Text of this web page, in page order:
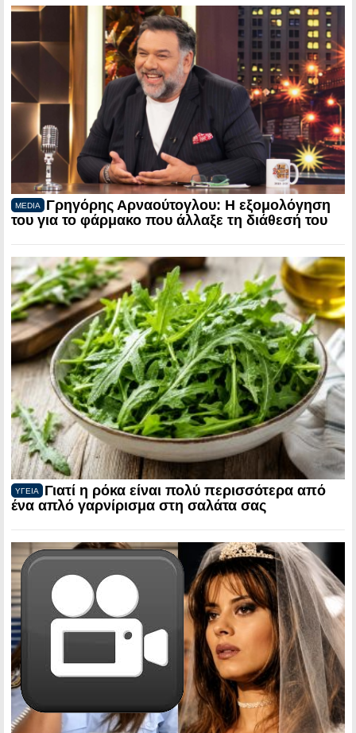
MEDIA
Γρηγόρης Αρναούτογλου: Η εξομολόγηση
του για το φάρμακο που άλλαξε τη διάθεσή του
ΥΓΕΙΑ
Γιατί η ρόκα είναι πολύ περισσότερα από
ένα απλό γαρνίρισμα στη σαλάτα σας